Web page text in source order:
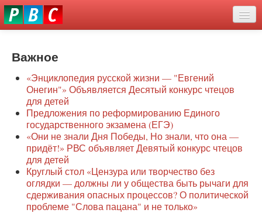
Перейти
к
О нас
Защита семей
Образование
Наше сопротивление
Регионы
Видео
Важное
«Энциклопедия русской жизни — "Евгений
Онегин"» Объявляется Десятый конкурс чтецов
для детей
Предложения по реформированию Единого
государственного экзамена (ЕГЭ)
«Они не знали Дня Победы, Но знали, что она —
придёт!» РВС объявляет Девятый конкурс чтецов
для детей
Круглый стол «Цензура или творчество без
оглядки — должны ли у общества быть рычаги для
сдерживания опасных процессов? О политической
проблеме "Слова пацана" и не только»